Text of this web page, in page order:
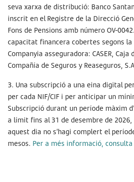
seva xarxa de distribució: Banco
inscrit en el Registre de la Direcció
Fons de Pensions amb número OV-
capacitat financera cobertes segons
Companyia asseguradora: CASER, Caja
Compañía de Seguros y Reaseguros,
3. Una subscripció a una eina digital
per cada NIF/CIF i per anticipar un
Subscripció durant un període màxim
a límit fins al 31 de desembre de
aquest dia no s’hagi complert el
mesos. Per a més informació,